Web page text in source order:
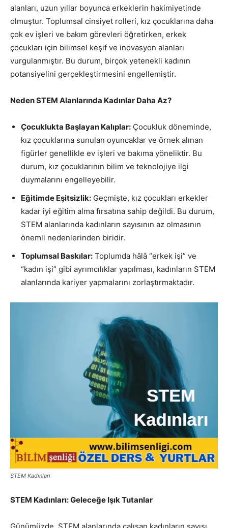
alanları, uzun yıllar boyunca erkeklerin hakimiyetinde
olmuştur. Toplumsal cinsiyet rolleri, kız çocuklarına daha
çok ev işleri ve bakım görevleri öğretirken, erkek
çocukları için bilimsel keşif ve inovasyon alanları
vurgulanmıştır. Bu durum, birçok yetenekli kadının
potansiyelini gerçekleştirmesini engellemiştir.
Neden STEM Alanlarında Kadınlar Daha Az?
Çocuklukta Başlayan Kalıplar: Çocukluk döneminde,
kız çocuklarına sunulan oyuncaklar ve örnek alınan
figürler genellikle ev işleri ve bakıma yöneliktir. Bu
durum, kız çocuklarının bilim ve teknolojiye ilgi
duymalarını engelleyebilir.
Eğitimde Eşitsizlik: Geçmişte, kız çocukları erkekler
kadar iyi eğitim alma fırsatına sahip değildi. Bu durum,
STEM alanlarında kadınların sayısının az olmasının
önemli nedenlerinden biridir.
Toplumsal Baskılar: Toplumda hâlâ “erkek işi” ve
“kadın işi” gibi ayrımcılıklar yapılması, kadınların STEM
alanlarında kariyer yapmalarını zorlaştırmaktadır.
STEM Kadınları
STEM Kadınları: Geleceğe Işık Tutanlar